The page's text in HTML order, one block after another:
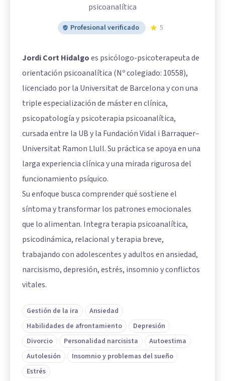
psicoanalítica
Profesional verificado 5
Jordi Cort Hidalgoes psicólogo-psicoterapeuta de
orientación psicoanalítica (Nº colegiado: 10558),
licenciado por la Universitat de Barcelona y con una
triple especialización de máster en clínica,
psicopatología y psicoterapia psicoanalítica,
cursada entre la UB y la Fundación Vidal i Barraquer–
Universitat Ramon Llull. Su práctica se apoya en una
larga experiencia clínica y una mirada rigurosa del
funcionamiento psíquico.
Su enfoque busca comprender qué sostiene el
síntoma y transformar los patrones emocionales
que lo alimentan. Integra terapia psicoanalítica,
psicodinámica, relacional y terapia breve,
trabajando con adolescentes y adultos en ansiedad,
narcisismo, depresión, estrés, insomnio y conflictos
vitales.
Gestión de la ira
Ansiedad
Habilidades de afrontamiento
Depresión
Divorcio
Personalidad narcisista
Autoestima
Autolesión
Insomnio y problemas del sueño
Estrés